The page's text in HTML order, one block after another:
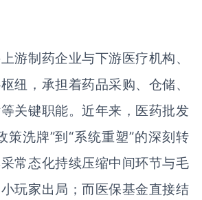
游制药企业与下游医疗机构、
纽，承担着药品采购、仓储、
关键职能。近年来，医药批发
策洗牌”到“系统重塑”的深刻转
常态化持续压缩中间环节与毛
玩家出局；而医保基金直接结